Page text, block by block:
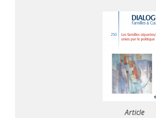
Article